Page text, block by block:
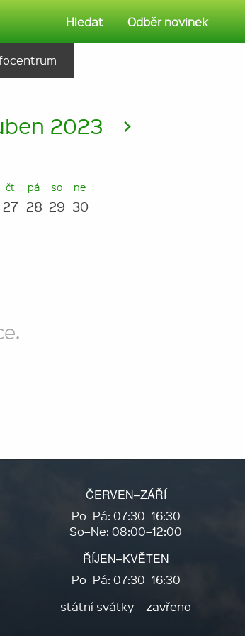
Hledat Odběr novinek
2023 >
čt
27
pá
28
so
29
ne
30
ČERVEN–ZÁŘÍ
Po–Pá: 07:30–16:30
So–Ne: 08:00–12:00
ŘÍJEN–KVĚTEN
Po–Pá: 07:30–16:30
státní svátky – zavřeno